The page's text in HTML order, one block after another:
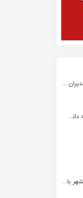
غبارروبی مزار شهدا در ماهشهر با حضور مدیران پتروشیمی اروند و مسئولان شهری
پتروشیمی اروند ۹۸۵ بسته نوشت‌افزار به دانش‌آموزان تحت پوشش کمیته امداد بندرماهشهر اهدا کرد
سمینارهای فرهنگی و آموزشی در بندرماهشهر با همکاری فرهنگ‌سرای پتروشیمی مارون